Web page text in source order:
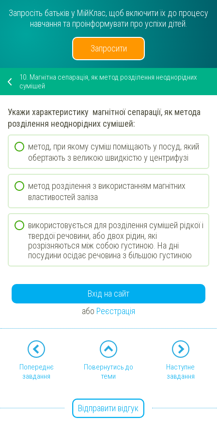
Запросіть батьків у МійКлас, щоб включити їх до процесу
навчання та проінформувати про успіхи дітей.
Запросити
10. Магнітна сепарація, як метод розділення неоднорідних
сумішей
Укажи характеристику магнітної сепарації, як метода
розділення неоднорідних сумішей:
метод, при якому суміш поміщають у посуд, який
обертають з великою швидкістю у центрифузі
метод розділення з використанням магнітних
властивостей заліза
використовується для розділення сумішей рідкої і
твердої речовини, або двох рідин, які
розрізняються між собою густиною. На дні
посудини осідає речовина з більшою густиною
Вхід на сайт
або Реєстрація
Попереднє
завдання
Повернутись до
теми
Наступне
завдання
Відправити відгук